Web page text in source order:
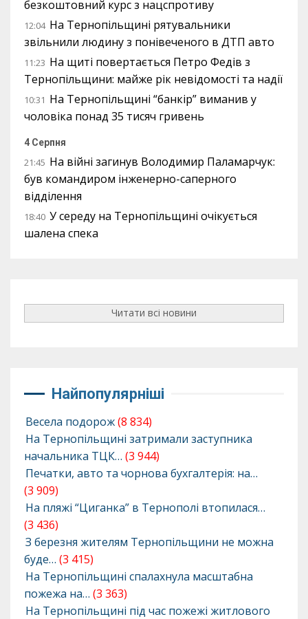
безкоштовний курс з нацспротиву
12:04 На Тернопільщині рятувальники
звільнили людину з понівеченого в ДТП авто
11:23 На щиті повертається Петро Федів з
Тернопільщини: майже рік невідомості та надії
10:31 На Тернопільщині “банкір” виманив у
чоловіка понад 35 тисяч гривень
4 Серпня
21:45 На війні загинув Володимир Паламарчук:
був командиром інженерно-саперного
відділення
18:40 У середу на Тернопільщині очікується
шалена спека
Читати всі новини
Найпопулярніші
Весела подорож(8 834)
На Тернопільщині затримали заступника
начальника ТЦК… (3 944)
Печатки, авто та чорнова бухгалтерія: на…
(3 909)
На пляжі “Циганка” в Тернополі втопилася…
(3 436)
З березня жителям Тернопільщини не можна
буде… (3 415)
На Тернопільщині спалахнула масштабна
пожежа на… (3 363)
На Тернопільщині під час пожежі житлового